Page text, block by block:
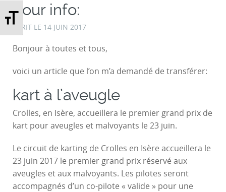
Changer la taille de la police
Pour info:
ECRIT LE 14 JUIN 2017
Bonjour à toutes et tous,
voici un article que l’on m’a demandé de transférer:
kart à l’aveugle
Crolles, en Isère, accueillera le premier grand prix de
kart pour aveugles et malvoyants le 23 juin.
Le circuit de karting de Crolles en Isère accueillera le
23 juin 2017 le premier grand prix réservé aux
aveugles et aux malvoyants. Les pilotes seront
accompagnés d’un co-pilote « valide » pour une